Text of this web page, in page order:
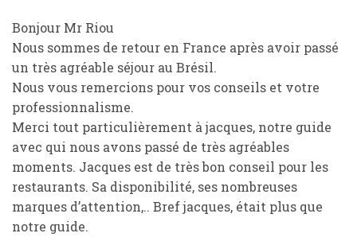
Bonjour Mr Riou
Nous sommes de retour en France après avoir passé
un très agréable séjour au Brésil.
Nous vous remercions pour vos conseils et votre
professionnalisme.
Merci tout particulièrement à jacques, notre guide
avec qui nous avons passé de très agréables
moments. Jacques est de très bon conseil pour les
restaurants. Sa disponibilité, ses nombreuses
marques d’attention,.. Bref jacques, était plus que
notre guide.